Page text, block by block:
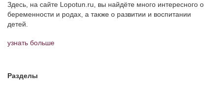
БЕРЕМЕННОСТЬ
Календарь беременности
Энциклопедия
Здесь, на сайте Lopotun.ru, вы найдёте много интересного о
беременности и родах, а также о развитии и воспитании
детей.
узнать больше
Разделы